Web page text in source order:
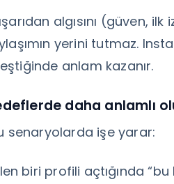
algısını (güven,
yerini tutmaz.
anlam kazanır.
daha anlamlı
senaryolarda işe yarar:
biri profili açtığında